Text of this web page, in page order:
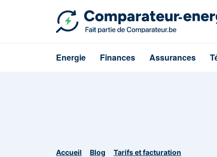
Energie Finances Assurances
Accueil Blog
Tarifs et facturation